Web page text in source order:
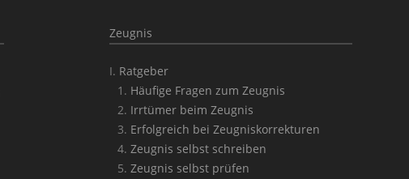
Zeugnis
Ratgeber
Häufige Fragen zum Zeugnis
Irrtümer beim Zeugnis
Erfolgreich bei Zeugniskorrekturen
Zeugnis selbst schreiben
Zeugnis selbst prüfen